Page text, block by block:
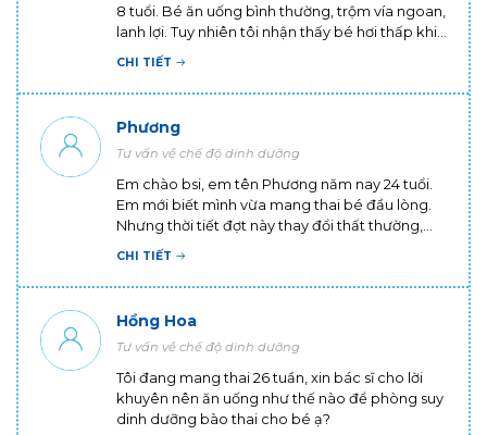
8 tuổi. Bé ăn uống bình thường, trộm vía ngoan,
lanh lợi. Tuy nhiên tôi nhận thấy bé hơi thấp khi
đứng cùng các bé khác cùng trang lứa. Tôi
ba mẹ ko cao thì con có cao được không ạ?
CHI TIẾT
Phương
Tư vấn về chế độ dinh dưỡng
Em chào bsi, em tên Phương năm nay 24 tuổi.
Em mới biết mình vừa mang thai bé đầu lòng.
Nhưng thời tiết đợt này thay đổi thất thường,
em cũng vẫn phải đi làm và tiếp xúc với nhiều
sẽ bị nhiễm bệnh trong giai đoạn này và ảnh
có cách nào để có thể phòng bệnh tốt khi
mang thai không ạ? Em cảm ơn ạ!
CHI TIẾT
Hồng Hoa
Tư vấn về chế độ dinh dưỡng
Tôi đang mang thai 26 tuần, xin bác sĩ cho lời
khuyên nên ăn uống như thế nào để phòng suy
dinh dưỡng bào thai cho bé ạ?